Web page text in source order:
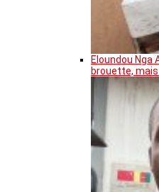
Eloundou Nga
brouette,